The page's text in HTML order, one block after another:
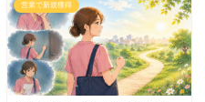
営業で新規獲得